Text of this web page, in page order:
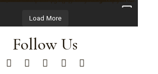
Load More
Follow Us